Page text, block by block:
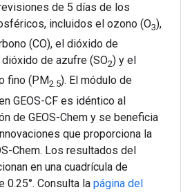
de 5 días de los
incluidos el ozono (O3),
(CO), el dióxido de
dióxido de azufre (SO2) y el
fino (PM2.5). El módulo de
GEOS-CF es idéntico al
de GEOS-Chem y se beneficia
que proporciona la
Chem. Los resultados del
en una cuadrícula de
0.25°. Consulta la página del